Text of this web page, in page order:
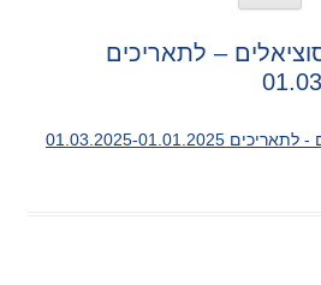
– לתאריכים
01.01.2025